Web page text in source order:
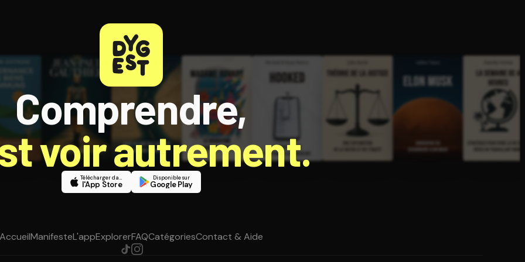
Comprendre,
voir autrement.
Télécharger dans
l'App Store
Disponible sur
Google Play
AccueilManifesteL'appExplorerFAQCatégoriesContact & Aide